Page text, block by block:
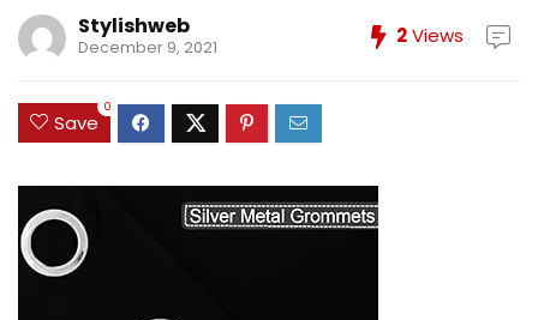
Stylishweb
December 9, 2021 2Views
Save
0